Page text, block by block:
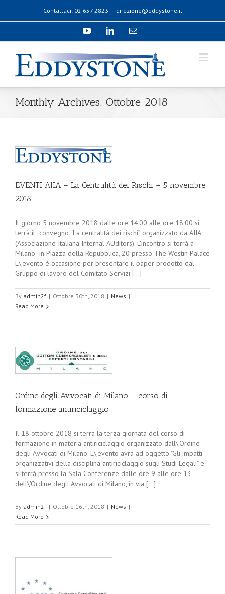
Contattaci: 02 657 2823 | direzione@eddystone.it
Monthly Archives: Ottobre 2018
EVENTI AIIA – La Centralità dei Rischi – 5 novembre
2018
Il giorno 5 novembre 2018 dalle ore 14:00 alle ore 18.00 si
terrà il convegno “La centralità dei rischi” organizzato da AIIA
(Associazione Italiana Internal AUditors). L’incontro si terrà a
Milano in Piazza della Repubblica, 20 presso The Westin Palace
L\'evento è occasione per presentare il paper prodotto dal
Gruppo di lavoro del Comitato Servizi [...]
By admin2f | Ottobre 30th, 2018 | News |
Read More
Ordine degli Avvocati di Milano – corso di
formazione antiriciclaggio
Il 18 ottobre 2018 si terrà la terza giornata del corso di
formazione in materia antiriciclaggio organizzato dall\'Ordine
degli Avvocati di Milano. L\'evento avrà ad oggetto "Gli impatti
organizzativi della disciplina antiriciclaggio sugli Studi Legali" e
si terrà presso la Sala Conferenze dalle ore 9 alle ore 13
dell\'Ordine degli Avvocati di Milano, in via [...]
By admin2f | Ottobre 16th, 2018 | News |
Read More